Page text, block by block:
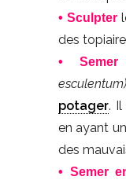
• Sculpter
des
• Semer
esculentum)
potager. Il
en ayant
des
• Semer